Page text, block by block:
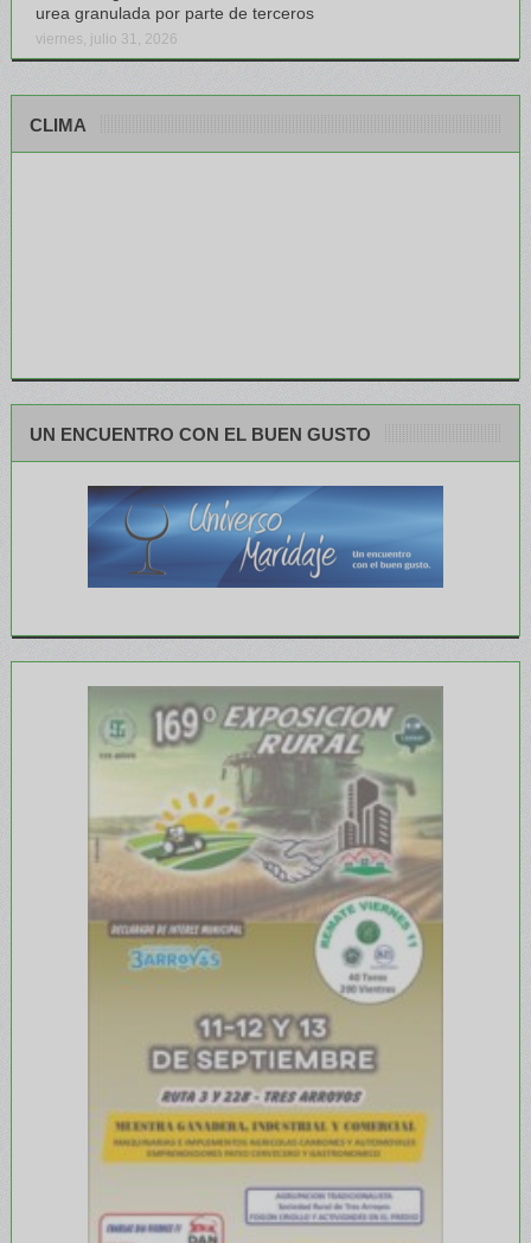
urea granulada por parte de terceros
viernes, julio 31, 2026
CLIMA
UN ENCUENTRO CON EL BUEN GUSTO